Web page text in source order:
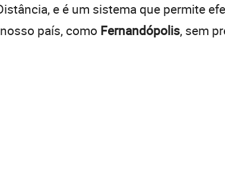
e é um sistema que permite
país, como Fernandópolis, sem